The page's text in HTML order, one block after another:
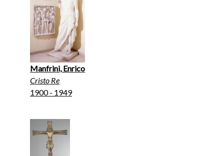
Manfrini, Enrico
Cristo Re
1900 - 1949